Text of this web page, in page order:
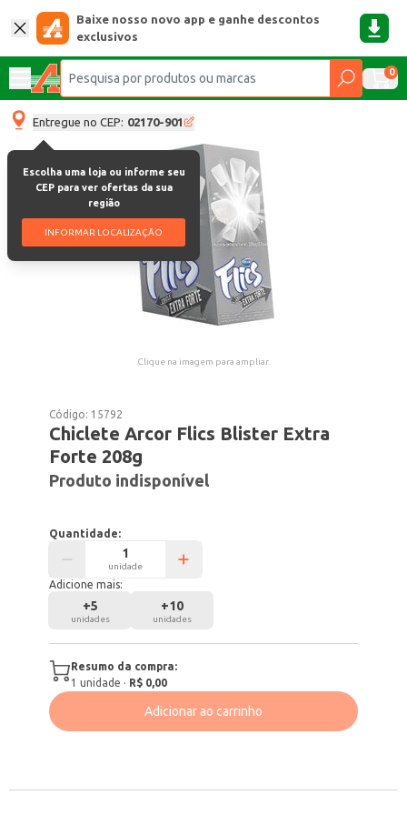
Baixe nosso novo app e ganhe descontos
exclusivos
0
Entregue no CEP: 02170-901
Escolha uma loja ou informe seu
CEP para ver ofertas da sua
região
INFORMAR LOCALIZAÇÃO
Clique na imagem para ampliar.
Código: 15792
Chiclete Arcor Flics Blister Extra
Forte 208g
Produto indisponível
Quantidade:
unidade
Adicione mais:
+5
unidades
+10
unidades
Resumo da compra:
1 unidade · R$ 0,00
Adicionar ao carrinho